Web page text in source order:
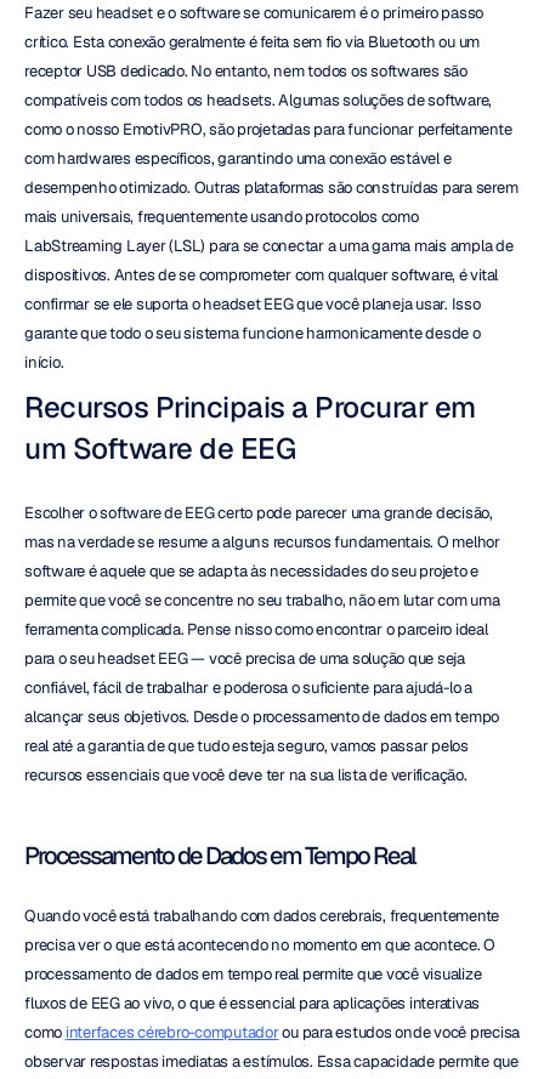
Fazer seu headset e o software se comunicarem é o primeiro passo
crítico. Esta conexão geralmente é feita sem fio via Bluetooth ou um
receptor USB dedicado. No entanto, nem todos os softwares são
compatíveis com todos os headsets. Algumas soluções de software,
como o nosso EmotivPRO, são projetadas para funcionar perfeitamente
com hardwares específicos, garantindo uma conexão estável e
desempenho otimizado. Outras plataformas são construídas para serem
mais universais, frequentemente usando protocolos como
LabStreaming Layer (LSL) para se conectar a uma gama mais ampla de
dispositivos. Antes de se comprometer com qualquer software, é vital
confirmar se ele suporta o headset EEG que você planeja usar. Isso
garante que todo o seu sistema funcione harmonicamente desde o
início.
Recursos Principais a Procurar em
um Software de EEG
Escolher o software de EEG certo pode parecer uma grande decisão,
mas na verdade se resume a alguns recursos fundamentais. O melhor
software é aquele que se adapta às necessidades do seu projeto e
permite que você se concentre no seu trabalho, não em lutar com uma
ferramenta complicada. Pense nisso como encontrar o parceiro ideal
para o seu headset EEG — você precisa de uma solução que seja
confiável, fácil de trabalhar e poderosa o suficiente para ajudá-lo a
alcançar seus objetivos. Desde o processamento de dados em tempo
real até a garantia de que tudo esteja seguro, vamos passar pelos
recursos essenciais que você deve ter na sua lista de verificação.
Processamento de Dados em Tempo Real
Quando você está trabalhando com dados cerebrais, frequentemente
precisa ver o que está acontecendo no momento em que acontece. O
processamento de dados em tempo real permite que você visualize
fluxos de EEG ao vivo, o que é essencial para aplicações interativas
como interfaces cérebro-computador ou para estudos onde você precisa
observar respostas imediatas a estímulos. Essa capacidade permite que